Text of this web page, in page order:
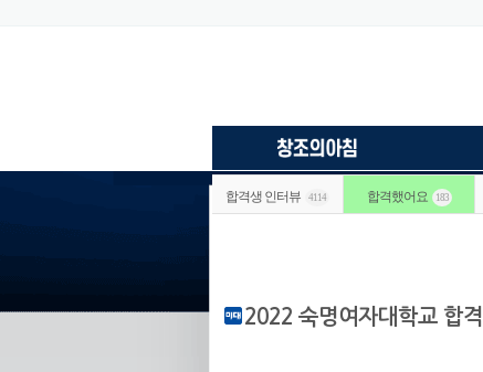
합격생 인터뷰 4114 합격했어요 183
2022 숙명여자대학교 합격